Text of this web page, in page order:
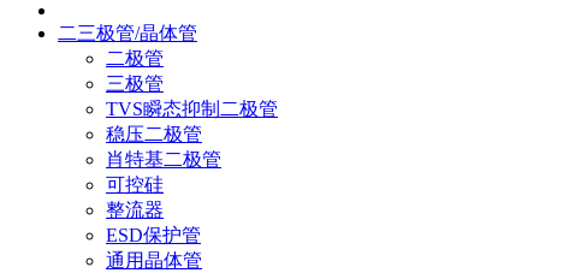
二三极管/晶体管
二极管
三极管
TVS瞬态抑制二极管
稳压二极管
肖特基二极管
可控硅
整流器
ESD保护管
通用晶体管